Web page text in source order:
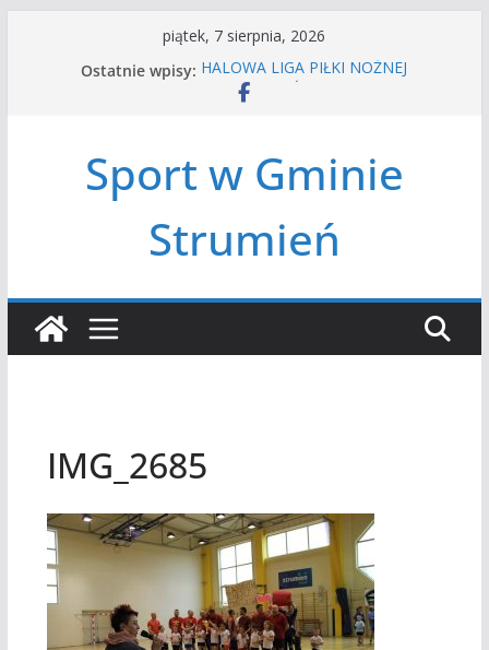
piątek, 7 sierpnia, 2026
Ostatnie wpisy: HALOWA LIGA PIŁKI NOŻNEJ
LATO W MIEŚCIE’2026
Czwórbój lekkoatletyczny
Sport w Gminie
Strumień
IMG_2685